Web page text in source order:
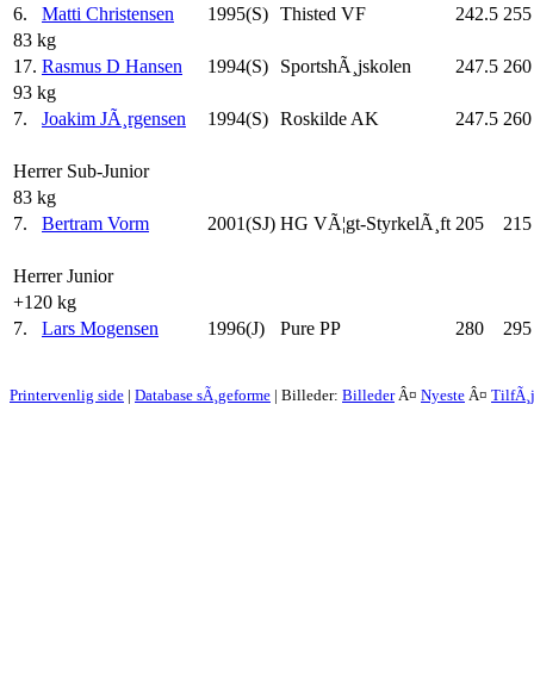
6.
Matti Christensen 1995(S) Thisted VF 242.5 255
83 kg
17. Rasmus D Hansen 1994(S) SportshÃ¸jskolen 247.5 260
93 kg
7.
Joakim JÃ¸rgensen 1994(S) Roskilde AK 247.5 260
Herrer Sub-Junior
83 kg
7.
Bertram Vorm 2001(SJ) HG VÃ¦gt-StyrkelÃ¸ft 205 215
Herrer Junior
+120 kg
7.
Lars Mogensen 1996(J) Pure PP 280 295
Printervenlig side | Database sÃ¸geforme | Billeder: BillederÂ¤ Nyeste Â¤ TilfÃ¸j